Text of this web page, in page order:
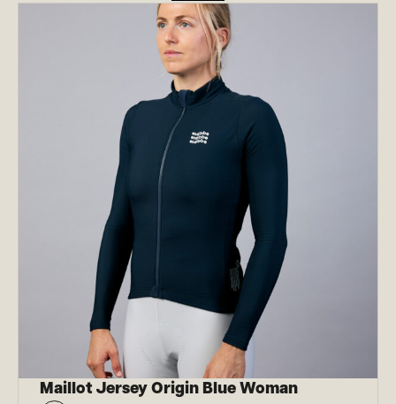
Maillot Jersey Origin Blue Woman